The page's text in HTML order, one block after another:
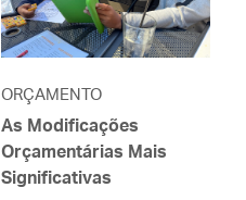
ORÇAMENTO
As Modificações
Orçamentárias Mais
Significativas